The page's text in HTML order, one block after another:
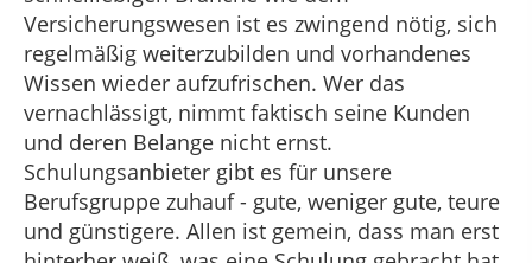
Versicherungswesen ist es zwingend nötig, sich
regelmäßig weiterzubilden und vorhandenes
Wissen wieder aufzufrischen. Wer das
vernachlässigt, nimmt faktisch seine Kunden
und deren Belange nicht ernst.
Schulungsanbieter gibt es für unsere
Berufsgruppe zuhauf - gute, weniger gute, teure
und günstigere. Allen ist gemein, dass man erst